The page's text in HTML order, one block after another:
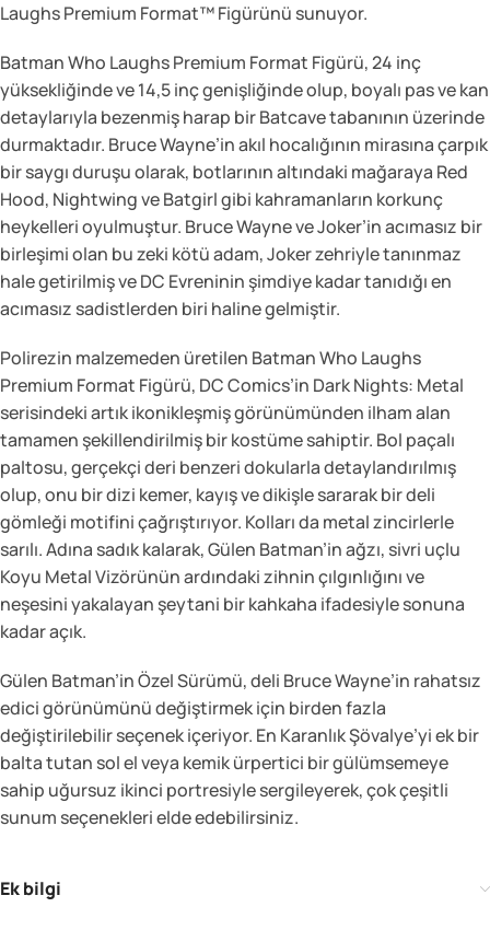
Laughs Premium Format™ Figürünü sunuyor.
Batman Who Laughs Premium Format Figürü, 24 inç
yüksekliğinde ve 14,5 inç genişliğinde olup, boyalı pas ve kan
detaylarıyla bezenmiş harap bir Batcave tabanının üzerinde
durmaktadır. Bruce Wayne’in akıl hocalığının mirasına çarpık
bir saygı duruşu olarak, botlarının altındaki mağaraya Red
Hood, Nightwing ve Batgirl gibi kahramanların korkunç
heykelleri oyulmuştur. Bruce Wayne ve Joker’in acımasız bir
birleşimi olan bu zeki kötü adam, Joker zehriyle tanınmaz
hale getirilmiş ve DC Evreninin şimdiye kadar tanıdığı en
acımasız sadistlerden biri haline gelmiştir.
Polirezin malzemeden üretilen Batman Who Laughs
Premium Format Figürü, DC Comics’in Dark Nights: Metal
serisindeki artık ikonikleşmiş görünümünden ilham alan
tamamen şekillendirilmiş bir kostüme sahiptir. Bol paçalı
paltosu, gerçekçi deri benzeri dokularla detaylandırılmış
olup, onu bir dizi kemer, kayış ve dikişle sararak bir deli
gömleği motifini çağrıştırıyor. Kolları da metal zincirlerle
sarılı. Adına sadık kalarak, Gülen Batman’in ağzı, sivri uçlu
Koyu Metal Vizörünün ardındaki zihnin çılgınlığını ve
neşesini yakalayan şeytani bir kahkaha ifadesiyle sonuna
kadar açık.
Gülen Batman’in Özel Sürümü, deli Bruce Wayne’in rahatsız
edici görünümünü değiştirmek için birden fazla
değiştirilebilir seçenek içeriyor. En Karanlık Şövalye’yi ek bir
balta tutan sol el veya kemik ürpertici bir gülümsemeye
sahip uğursuz ikinci portresiyle sergileyerek, çok çeşitli
sunum seçenekleri elde edebilirsiniz.
Ek bilgi